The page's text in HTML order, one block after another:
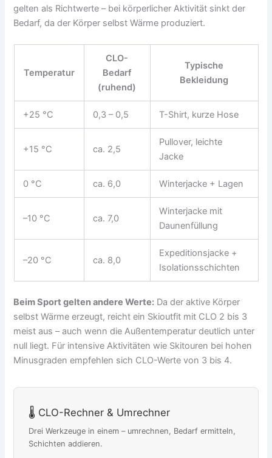
gelten als Richtwerte – bei körperlicher Aktivität sinkt der
Bedarf, da der Körper selbst Wärme produziert.
Temperatur
CLO-
Bedarf
(ruhend)
Typische
Bekleidung
+25 °C 0,3 – 0,5 T-Shirt, kurze Hose
+15 °C ca. 2,5
Pullover, leichte
Jacke
0 °C ca. 6,0 Winterjacke + Lagen
–10 °C ca. 7,0
Winterjacke mit
Daunenfüllung
–20 °C ca. 8,0
Expeditionsjacke +
Isolationsschichten
Beim Sport gelten andere Werte: Da der aktive Körper
selbst Wärme erzeugt, reicht ein Skioutfit mit CLO 2 bis 3
meist aus – auch wenn die Außentemperatur deutlich unter
null liegt. Für intensive Aktivitäten wie Skitouren bei hohen
Minusgraden empfehlen sich CLO-Werte von 3 bis 4.
🌡️ CLO-Rechner & Umrechner
Drei Werkzeuge in einem – umrechnen, Bedarf ermitteln,
Schichten addieren.